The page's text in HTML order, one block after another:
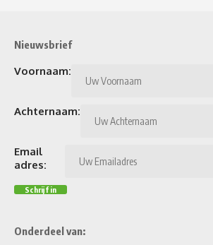
Nieuwsbrief
Voornaam:
Achternaam:
Email
adres:
Onderdeel van: